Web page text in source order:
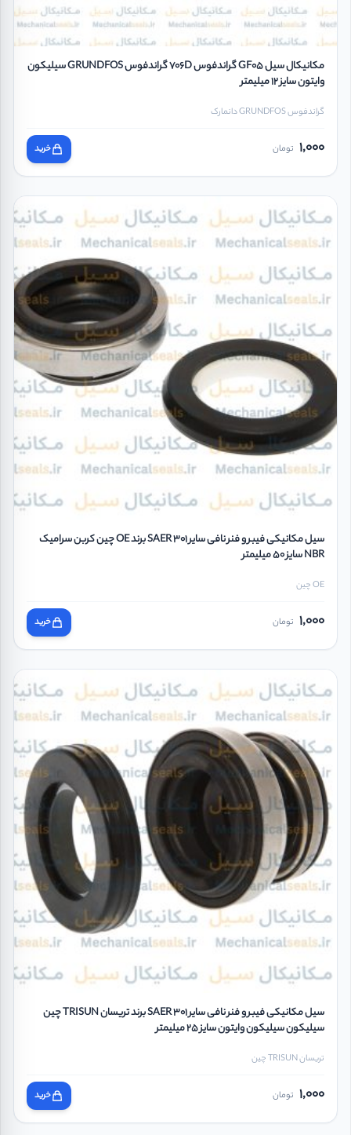
مکانیکال سیل GF05 گراندفوس 706D گراندفوس GRUNDFOS سیلیکون
وایتون سایز 12 میلیمتر
گراندفوس GRUNDFOS دانمارک
1,000 تومان خرید
سیل مکانیکی فیبر و فنر نافی سایر SAER 301 برند OE چین کربن سرامیک
NBR سایز 50 میلیمتر
OE چین
1,000 تومان خرید
سیل مکانیکی فیبر و فنر نافی سایر SAER 301 برند تریسان TRISUN چین
سیلیکون سیلیکون وایتون سایز 25 میلیمتر
تریسان TRISUN چین
1,000 تومان خرید